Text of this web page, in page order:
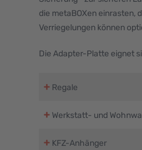
die metaBOXen einrasten,
Verriegelungen können
Die Adapter-Platte eignet
+ Regale
+ Werkstatt- und
+ KFZ-Anhänger